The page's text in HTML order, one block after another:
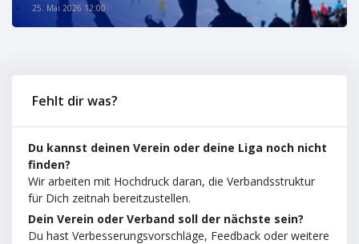
25. Mai 2026 12:00
Fehlt dir was?
Du kannst deinen Verein oder deine Liga noch nicht
finden?
Wir arbeiten mit Hochdruck daran, die Verbandsstruktur
für Dich zeitnah bereitzustellen.
Dein Verein oder Verband soll der nächste sein?
Du hast Verbesserungsvorschläge, Feedback oder weitere